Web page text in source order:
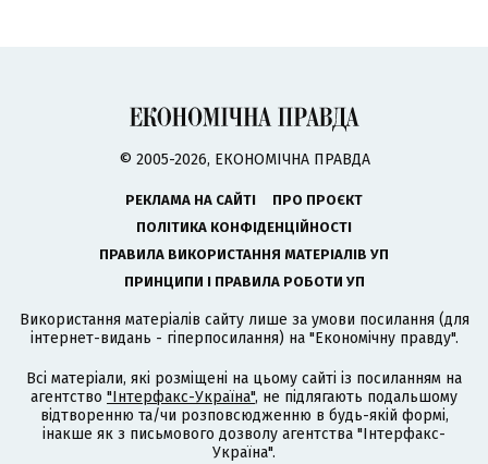
© 2005-2026, ЕКОНОМІЧНА ПРАВДА
РЕКЛАМА НА САЙТІ
ПРО ПРОЄКТ
ПОЛІТИКА КОНФІДЕНЦІЙНОСТІ
ПРАВИЛА ВИКОРИСТАННЯ МАТЕРІАЛІВ УП
ПРИНЦИПИ І ПРАВИЛА РОБОТИ УП
Використання матеріалів сайту лише за умови посилання (для
інтернет-видань - гіперпосилання) на "Економічну правду".
Всі матеріали, які розміщені на цьому сайті із посиланням на
агентство "Інтерфакс-Україна", не підлягають подальшому
відтворенню та/чи розповсюдженню в будь-якій формі,
інакше як з письмового дозволу агентства "Інтерфакс-
Україна".